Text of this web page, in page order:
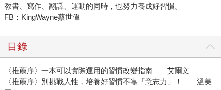
教書、寫作、翻譯、運動的同時，也努力養成好習慣。
FB：KingWayne蔡世偉
目錄
〈推薦序〉一本可以實際運用的習慣改變指南 艾爾文
〈推薦序〉別挑戰人性，培養好習慣不靠「意志力」！ 溫美